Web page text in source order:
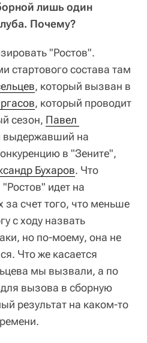
лишь один
Почему?
"Ростов".
стартового состава там
, который вызван в
, который проводит
сезон, Павел
выдержавший на
в "Зените",
Бухаров. Что
идет на
счет того, что меньше
с ходу назвать
но по-моему, она не
Что же касается
мы вызвали, а по
вызова в сборную
результат на каком-то